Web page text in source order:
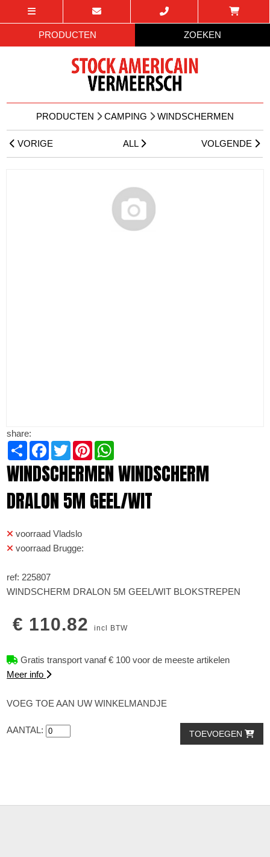
PRODUCTEN ZOEKEN
PRODUCTEN CAMPING WINDSCHERMEN
VORIGE ALL VOLGENDE
share:
Share Facebook
TwitterPinterest
WINDSCHERMEN WINDSCHERM
DRALON 5M GEEL/WIT
voorraad Vladslo
voorraad Brugge:
ref: 225807
WINDSCHERM DRALON 5M GEEL/WIT BLOKSTREPEN
€ 110.82incl BTW
Gratis transport vanaf € 100 voor de meeste artikelen
Meer info
VOEG TOE AAN UW WINKELMANDJE
AANTAL: TOEVOEGEN